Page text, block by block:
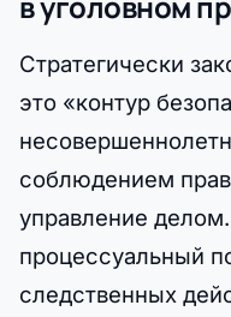
Стратегически
это «контур
соблюдением
управление
процессуальный
следственных